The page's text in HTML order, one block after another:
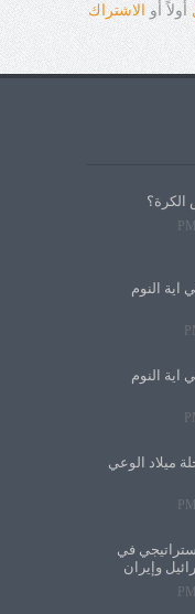
أولاً أو
الاشتراك
الكرة؟
آية النوم
آية النوم
ميلاد الوعي
في
وإيران